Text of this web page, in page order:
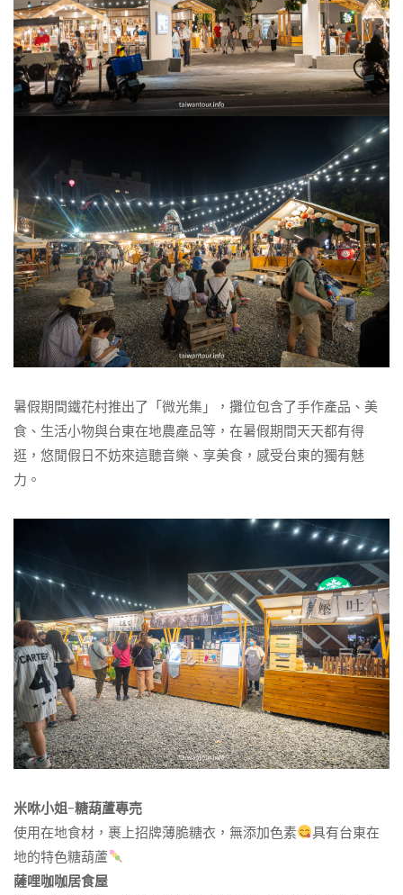
暑假期間鐵花村推出了「微光集」，攤位包含了手作產品、美
食、生活小物與台東在地農產品等，在暑假期間天天都有得
逛，悠閒假日不妨來這聽音樂、享美食，感受台東的獨有魅
力。
米咻小姐-糖葫蘆專売
使用在地食材，裹上招牌薄脆糖衣，無添加色素
具有台東在
地的特色糖葫蘆
薩哩咖咖居食屋